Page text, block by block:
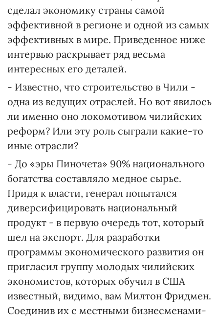
сделал экономику страны самой
эффективной в регионе и одной из самых
эффективных в мире. Приведенное ниже
интервью раскрывает ряд весьма
интересных его деталей.
- Известно, что строительство в Чили -
одна из ведущих отраслей. Но вот явилось
ли именно оно локомотивом чилийских
реформ? Или эту роль сыграли какие-то
иные отрасли?
- До «эры Пиночета» 90% национального
богатства составляло медное сырье.
Придя к власти, генерал попытался
диверсифицировать национальный
продукт - в первую очередь тот, который
шел на экспорт. Для разработки
программы экономического развития он
пригласил группу молодых чилийских
экономистов, которых обучил в США
известный, видимо, вам Милтон Фридмен.
Соединив их с местными бизнесменами-